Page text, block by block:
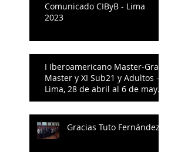
Comunicado CIByB - Lima
2023
I Iberoamericano Master-Gran
Master y XI Sub21 y Adultos -
Lima, 28 de abril al 6 de mayo
- 2023
Gracias Tuto Fernández